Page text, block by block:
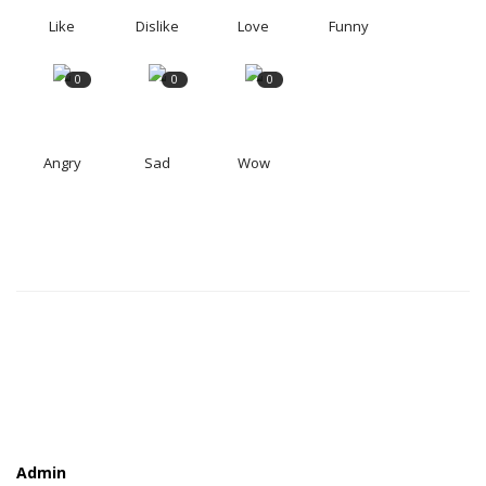
Like Dislike Love Funny
0
Angry
0
Sad
0
Wow
Admin